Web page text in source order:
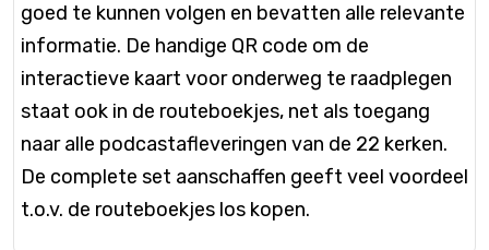
goed te kunnen volgen en bevatten alle relevante
informatie. De handige QR code om de
interactieve kaart voor onderweg te raadplegen
staat ook in de routeboekjes, net als toegang
naar alle podcastafleveringen van de 22 kerken.
De complete set aanschaffen geeft veel voordeel
t.o.v. de routeboekjes los kopen.